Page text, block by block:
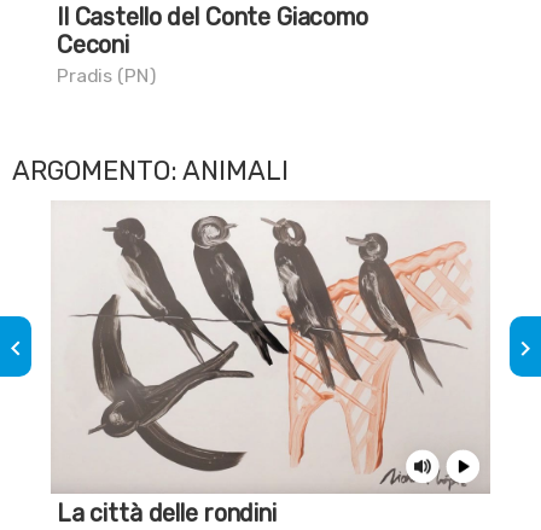
Il Castello del Conte Giacomo
Ceconi
Pradis (PN)
ARGOMENTO: ANIMALI
La città delle rondini
keyboard_arrow_left keyboard_arrow_right